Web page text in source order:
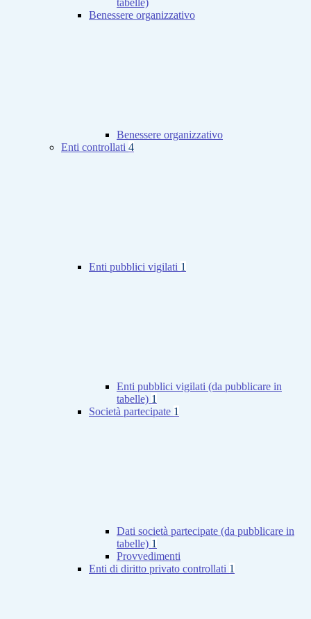
tabelle)
Benessere organizzativo
Benessere organizzativo
Enti controllati 4
Enti pubblici vigilati 1
Enti pubblici vigilati (da pubblicare in
tabelle) 1
Società partecipate 1
Dati società partecipate (da pubblicare in
tabelle) 1
Provvedimenti
Enti di diritto privato controllati 1